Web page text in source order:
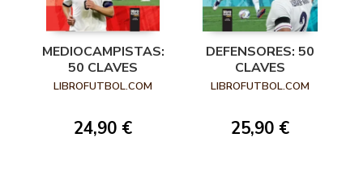
MEDIOCAMPISTAS:
50 CLAVES
LIBROFUTBOL.COM
24,90 €
DEFENSORES: 50
CLAVES
LIBROFUTBOL.COM
25,90 €